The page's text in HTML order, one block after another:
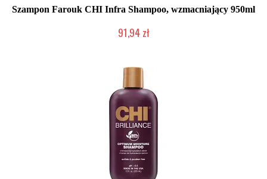
Szampon Farouk CHI Infra Shampoo, wzmacniający 950ml
91,94 zł